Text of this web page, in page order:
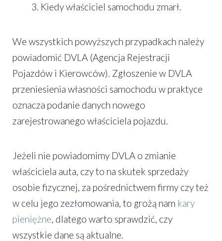
Kiedy właściciel samochodu zmarł.
We wszystkich powyższych przypadkach należy
powiadomić DVLA (Agencja Rejestracji
Pojazdów i Kierowców). Zgłoszenie w DVLA
przeniesienia własności samochodu w praktyce
oznacza podanie danych nowego
zarejestrowanego właściciela pojazdu.
Jeżeli nie powiadomimy DVLA o zmianie
właściciela auta, czy to na skutek sprzedaży
osobie fizycznej, za pośrednictwem firmy czy też
w celu jego zezłomowania, to grożą nam kary
pieniężne , dlatego warto sprawdzić, czy
wszystkie dane są aktualne.